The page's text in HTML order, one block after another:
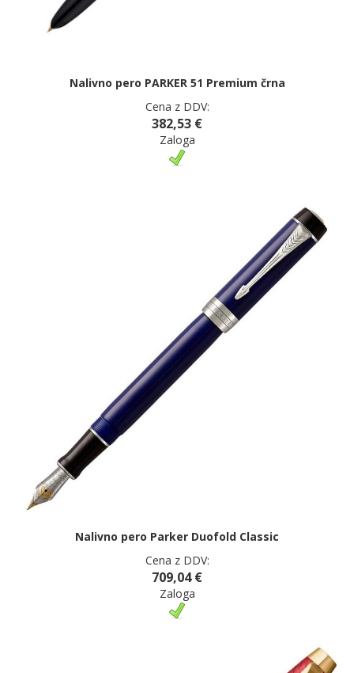
Nalivno pero PARKER 51 Premium črna
Cena z DDV:
382,53 €
Zaloga
Nalivno pero Parker Duofold Classic
Cena z DDV:
709,04 €
Zaloga